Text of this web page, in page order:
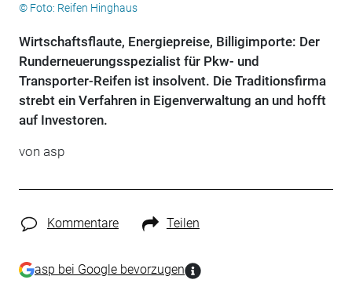
© Foto: Reifen Hinghaus
Wirtschaftsflaute, Energiepreise, Billigimporte: Der
Runderneuerungsspezialist für Pkw- und
Transporter-Reifen ist insolvent. Die Traditionsfirma
strebt ein Verfahren in Eigenverwaltung an und hofft
auf Investoren.
von asp
Kommentare Teilen
asp bei Google bevorzugen